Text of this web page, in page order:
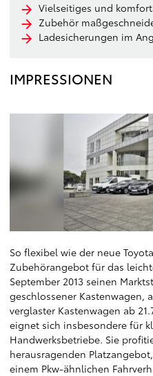
Vielseitiges und
Zubehör
Ladesicherungen im
IMPRESSIONEN
So flexibel wie der neue
Zubehörangebot für das
September 2013 seinen
geschlossener Kastenwagen,
verglaster Kastenwagen ab
eignet sich insbesondere für
Handwerksbetriebe. Sie
herausragenden
einem Pkw-ähnlichen